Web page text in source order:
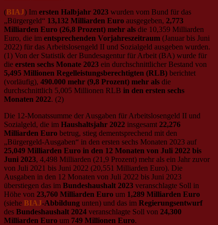
(BIAJ) Im ersten Halbjahr 2023 wurden vom Bund für das
„Bürgergeld“ 13,132 Milliarden Euro ausgegeben, 2,773
Milliarden Euro (26,8 Prozent) mehr als die 10,359 Milliarden
Euro, die im entsprechenden Vorjahreszeitraum (Januar bis Juni
2022) für das Arbeitslosengeld II und Sozialgeld ausgeben wurden.
(1) Von der Statistik der Bundesagentur für Arbeit (BA) wurde für
die ersten sechs Monate 2023 ein durchschnittlicher Bestand von
5,495 Millionen Regelleistungsberechtigten (RLB) berichtet
(vorläufig), 490.000 mehr (9,8 Prozent) mehr als die
durchschnittlich 5,005 Millionen RLB in den ersten sechs
Monaten 2022. (2)
Die 12-Monatssumme der Ausgaben für Arbeitslosengeld II und
Sozialgeld, die im Haushaltsjahr 2022 insgesamt 22,276
Milliarden Euro betrug, stieg dementsprechend mit den
„Bürgergeld-Ausgaben“ in den ersten sechs Monaten 2023 auf
25,049 Milliarden Euro in den 12 Monaten von Juli 2022 bis
Juni 2023, 4,498 Milliarden (21,9 Prozent) mehr als ein Jahr zuvor
von Juli 2021 bis Juni 2022 (20,551 Milliarden Euro). Die
Ausgaben in den 12 Monaten von Juli 2022 bis Juni 2023
überstiegen das im Bundeshaushalt 2023 veranschlagte Soll in
Höhe von 23,760 Milliarden Euro um 1,289 Milliarden Euro
(siehe BIAJ-Abbildung unten) und das im Regierungsentwurf
des Bundeshaushalt 2024 veranschlagte Soll von 24,300
Milliarden Euro um 749 Millionen Euro.